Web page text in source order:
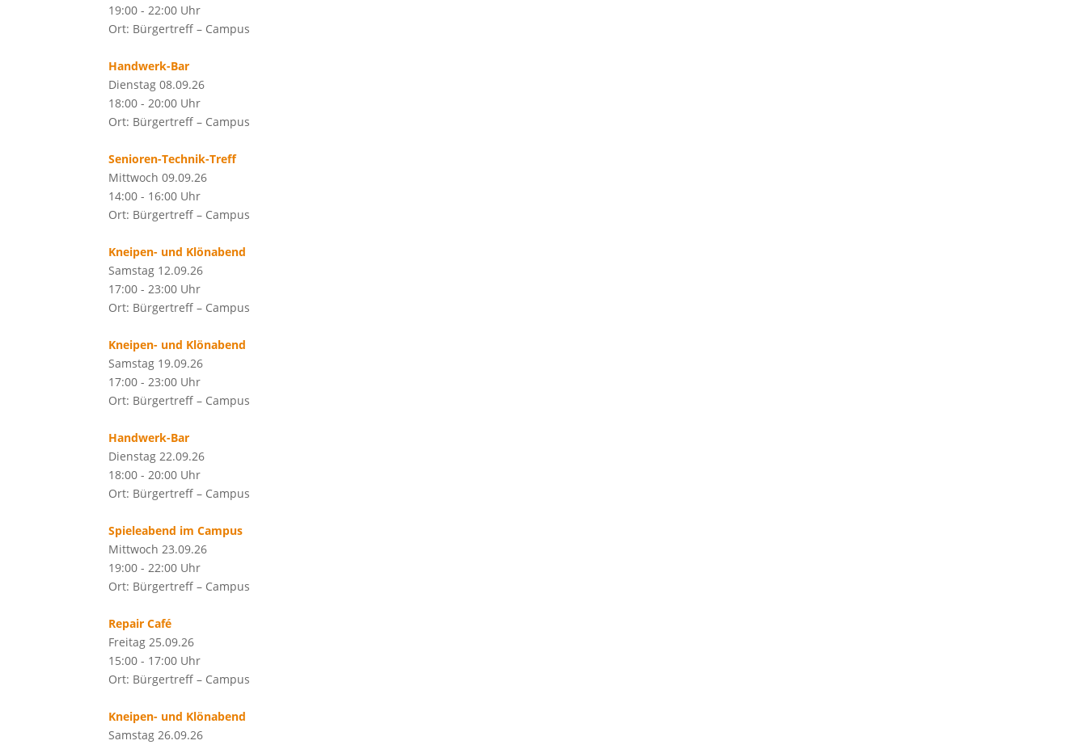
19:00 - 22:00 Uhr
Ort: Bürgertreff – Campus
Handwerk-Bar
Dienstag 08.09.26
18:00 - 20:00 Uhr
Ort: Bürgertreff – Campus
Senioren-Technik-Treff
Mittwoch 09.09.26
14:00 - 16:00 Uhr
Ort: Bürgertreff – Campus
Kneipen- und Klönabend
Samstag 12.09.26
17:00 - 23:00 Uhr
Ort: Bürgertreff – Campus
Kneipen- und Klönabend
Samstag 19.09.26
17:00 - 23:00 Uhr
Ort: Bürgertreff – Campus
Handwerk-Bar
Dienstag 22.09.26
18:00 - 20:00 Uhr
Ort: Bürgertreff – Campus
Spieleabend im Campus
Mittwoch 23.09.26
19:00 - 22:00 Uhr
Ort: Bürgertreff – Campus
Repair Café
Freitag 25.09.26
15:00 - 17:00 Uhr
Ort: Bürgertreff – Campus
Kneipen- und Klönabend
Samstag 26.09.26